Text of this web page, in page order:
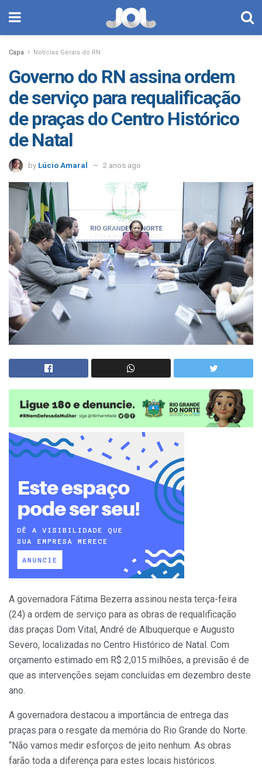
Capa Notícias Gerais do RN
Governo do RN assina ordem
de serviço para requalificação
de praças do Centro Histórico
de Natal
by Lúcio Amaral 2 anos ago
A governadora Fátima Bezerra assinou nesta terça-feira
(24) a ordem de serviço para as obras de requalificação
das praças Dom Vital, André de Albuquerque e Augusto
Severo, localizadas no Centro Histórico de Natal. Com
orçamento estimado em R$ 2,015 milhões, a previsão é de
que as intervenções sejam concluídas em dezembro deste
ano.
A governadora destacou a importância de entrega das
praças para o resgate da memória do Rio Grande do Norte.
“Não vamos medir esforços de jeito nenhum. As obras
farão toda a diferença para estes locais históricos.